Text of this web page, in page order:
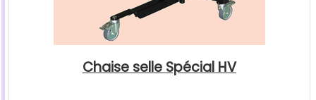
Chaise selle Spécial HV